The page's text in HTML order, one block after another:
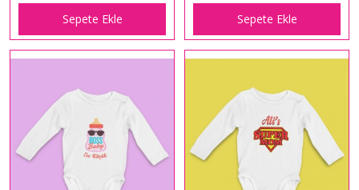
Sepete Ekle Sepete Ekle